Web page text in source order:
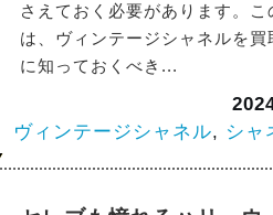
さえておく必要があります。こ
は、ヴィンテージシャネルを買
に知っておくべき...
ヴィンテージシャネル, シャ